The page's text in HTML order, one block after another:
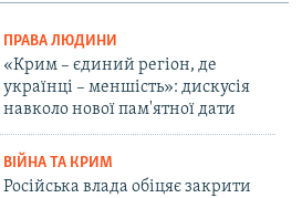
ПРАВА ЛЮДИНИ
«Крим – єдиний регіон, де
українці – меншість»: дискусія
навколо нової пам'ятної дати
ВІЙНА ТА КРИМ
Російська влада обіцяє закрити